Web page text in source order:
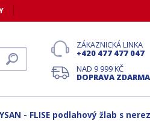
ZÁKAZNICKÁ LINKA
+420 477 477 047
NAD 9 999 KČ
DOPRAVA ZDARMA
- FLISE podlahový žlab s